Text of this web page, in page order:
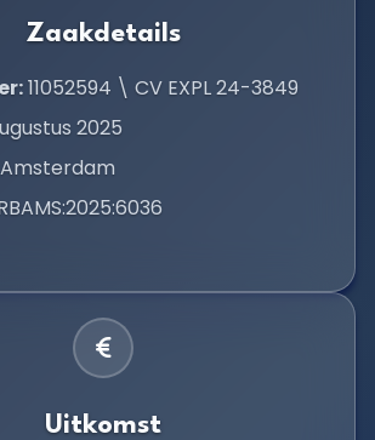
Zaakdetails
11052594 \ CV EXPL 24-3849
2025
Amsterdam
Uitkomst